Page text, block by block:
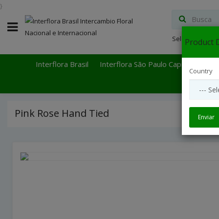
Select
Interflora Brasil Interflora São Paulo Capital
Pink Rose Hand Tied
}
Product
Country
Enviar